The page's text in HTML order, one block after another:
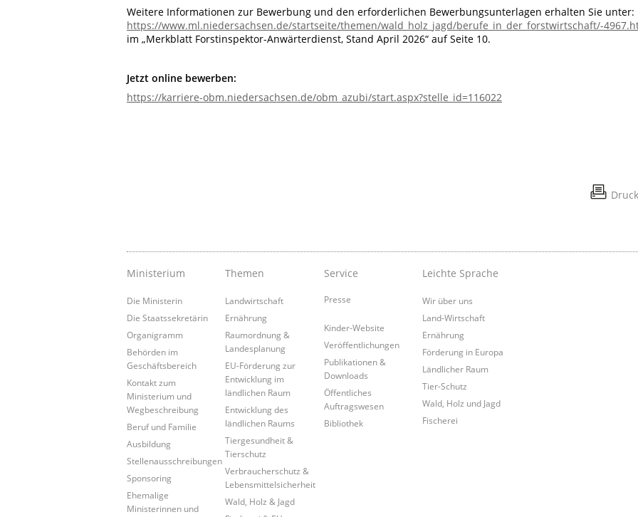
Weitere Informationen zur Bewerbung und den erforderlichen Bewerbungsunterlagen erhalten Sie unter:
https://www.ml.niedersachsen.de/startseite/themen/wald_holz_jagd/berufe_in_der_forstwirtschaft/-
im „Merkblatt Forstinspektor-Anwärterdienst, Stand April 2026“ auf Seite 10.
Jetzt online bewerben:
https://karriere-obm.niedersachsen.de/obm_azubi/start.aspx?stelle_id=116022
Ministerium
Die Ministerin
Die Staatssekretärin
Organigramm
Behörden im
Geschäftsbereich
Kontakt zum
Ministerium und
Wegbeschreibung
Beruf und Familie
Ausbildung
Stellenausschreibungen
Sponsoring
Ehemalige
Ministerinnen und
Themen
Landwirtschaft
Ernährung
Raumordnung &
Landesplanung
EU-Förderung zur
Entwicklung im
ländlichen Raum
Entwicklung des
ländlichen Raums
Tiergesundheit &
Tierschutz
Verbraucherschutz &
Lebensmittelsicherheit
Wald, Holz & Jagd
Service
Presse
Kinder-Website
Veröffentlichungen
Publikationen &
Downloads
Öffentliches
Auftragswesen
Bibliothek
Leichte Sprache
Wir über uns
Land-Wirtschaft
Ernährung
Förderung in Europa
Ländlicher Raum
Tier-Schutz
Wald, Holz und Jagd
Fischerei